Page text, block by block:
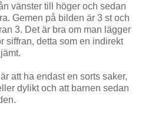
vänster till höger och sedan
Gemen på bilden är 3 st och
3. Det är bra om man lägger
siffran, detta som en indirekt
att ha endast en sorts saker,
dylikt och att barnen sedan